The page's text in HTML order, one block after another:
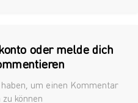
oder melde dich
um einen Kommentar
können